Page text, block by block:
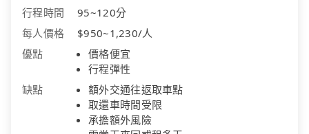
行程時間
95~120分
每人價格
$950~1,230/人
優點
價格便宜
行程彈性
缺點
額外交通往返取車點
取還車時間受限
承擔額外風險